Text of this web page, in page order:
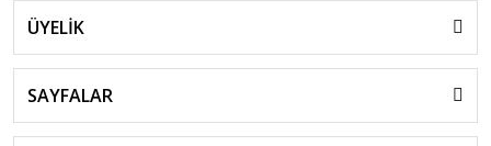
ÜYELİK
SAYFALAR